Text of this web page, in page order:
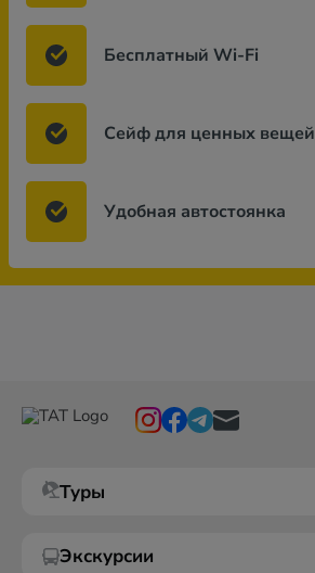
Бесплатный Wi-Fi
Сейф для ценных вещей
Удобная автостоянка
Туры
Экскурсии